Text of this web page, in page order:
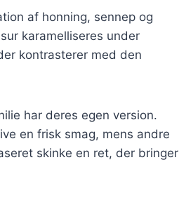
af honning, sennep og
karamelliseres under
kontrasterer med den
har deres egen version.
en frisk smag, mens andre
skinke en ret, der bringer